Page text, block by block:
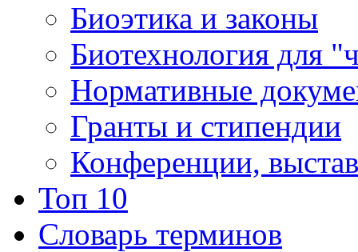
Биоэтика и законы
Биотехнология для
Нормативные
Гранты и стипендии
Конференции,
Топ 10
Словарь терминов